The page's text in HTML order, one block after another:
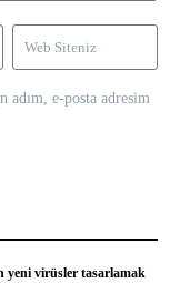
adım, e-posta adresim
yeni virüsler tasarlamak